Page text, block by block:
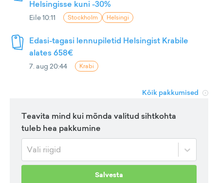
Helsingisse kuni -30%
Eile 10:11 Stockholm Helsingi
Edasi-tagasi lennupiletid Helsingist Krabile
alates 658€
7. aug 20:44 Krabi
Kõik pakkumised
Teavita mind kui mõnda valitud sihtkohta
tuleb hea pakkumine
Vali riigid
Salvesta